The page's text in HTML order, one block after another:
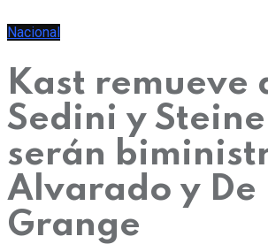
Nacional
Kast remueve
Sedini y
serán
Alvarado y De
Grange